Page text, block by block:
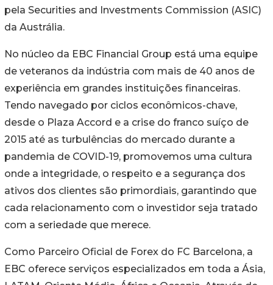
pela Securities and Investments Commission (ASIC)
da Austrália.
No núcleo da EBC Financial Group está uma equipe
de veteranos da indústria com mais de 40 anos de
experiência em grandes instituições financeiras.
Tendo navegado por ciclos econômicos-chave,
desde o Plaza Accord e a crise do franco suíço de
2015 até as turbulências do mercado durante a
pandemia de COVID-19, promovemos uma cultura
onde a integridade, o respeito e a segurança dos
ativos dos clientes são primordiais, garantindo que
cada relacionamento com o investidor seja tratado
com a seriedade que merece.
Como Parceiro Oficial de Forex do FC Barcelona, a
EBC oferece serviços especializados em toda a Ásia,